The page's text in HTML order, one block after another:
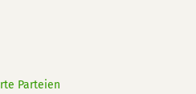
Parteien